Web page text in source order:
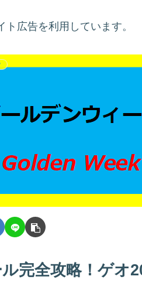
ト広告を利用しています。
完全攻略！ゲオ